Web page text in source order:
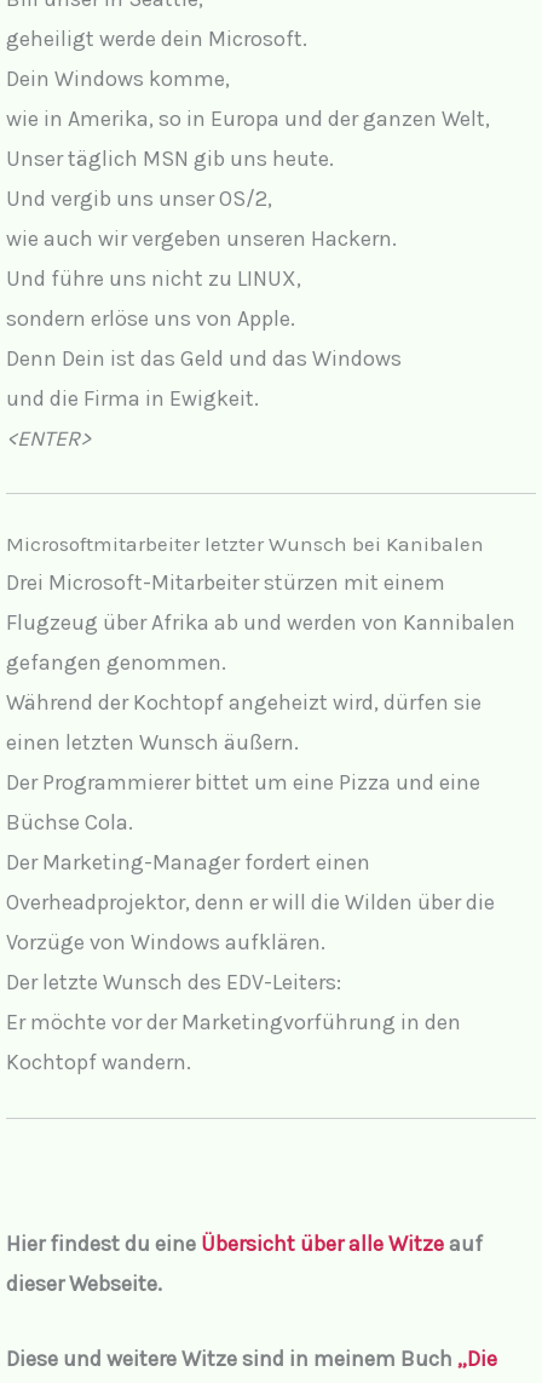
geheiligt werde dein Microsoft.
Dein Windows komme,
wie in Amerika, so in Europa und der ganzen Welt,
Unser täglich MSN gib uns heute.
Und vergib uns unser OS/2,
wie auch wir vergeben unseren Hackern.
Und führe uns nicht zu LINUX,
sondern erlöse uns von Apple.
Denn Dein ist das Geld und das Windows
und die Firma in Ewigkeit.
<ENTER>
Microsoftmitarbeiter letzter Wunsch bei Kanibalen
Drei Microsoft-Mitarbeiter stürzen mit einem
Flugzeug über Afrika ab und werden von Kannibalen
gefangen genommen.
Während der Kochtopf angeheizt wird, dürfen sie
einen letzten Wunsch äußern.
Der Programmierer bittet um eine Pizza und eine
Büchse Cola.
Der Marketing-Manager fordert einen
Overheadprojektor, denn er will die Wilden über die
Vorzüge von Windows aufklären.
Der letzte Wunsch des EDV-Leiters:
Er möchte vor der Marketingvorführung in den
Kochtopf wandern.
Hier findest du eine Übersicht über alle Witzeauf
dieser Webseite.
Diese und weitere Witze sind in meinem Buch „Die